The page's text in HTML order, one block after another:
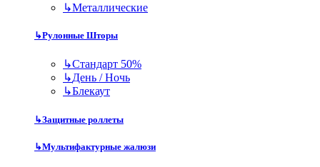
↳Металлические
↳Рулонные Шторы
↳Стандарт 50%
↳День / Ночь
↳Блекаут
↳Защитные роллеты
↳Мультифактурные жалюзи